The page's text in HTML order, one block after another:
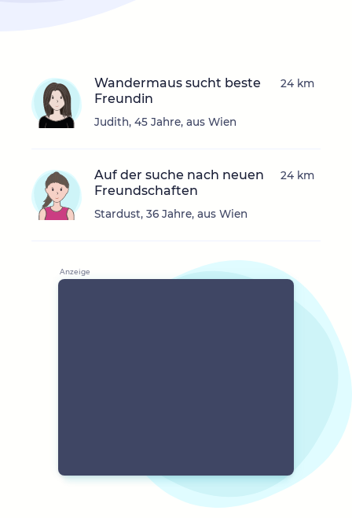
Wandermaus sucht beste
Freundin
Judith, 45 Jahre, aus Wien
24 km
Auf der suche nach neuen
Freundschaften
Stardust, 36 Jahre, aus Wien
24 km